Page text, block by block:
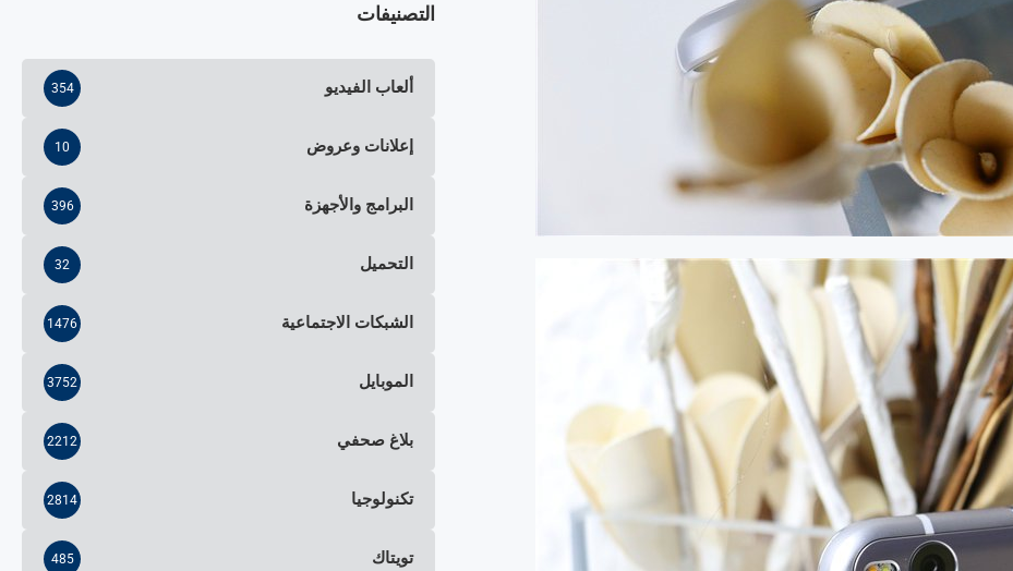
التصنيفات
ألعاب الفيديو 354
إعلانات وعروض 10
البرامج والأجهزة 396
التحميل 32
الشبكات الاجتماعية 1476
الموبايل 3752
بلاغ صحفي 2212
تكنولوجيا 2814
تويتاك 485